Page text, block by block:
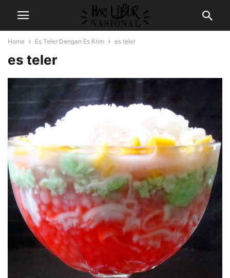
Home Es Teler Dengan Es Krim es teler
es teler